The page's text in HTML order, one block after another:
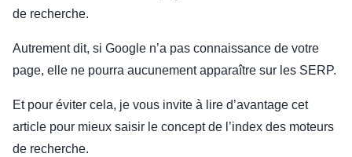
de recherche.
Autrement dit, si Google n’a pas connaissance de votre
page, elle ne pourra aucunement apparaître sur les SERP.
Et pour éviter cela, je vous invite à lire d’avantage cet
article pour mieux saisir le concept de l’index des moteurs
de recherche.